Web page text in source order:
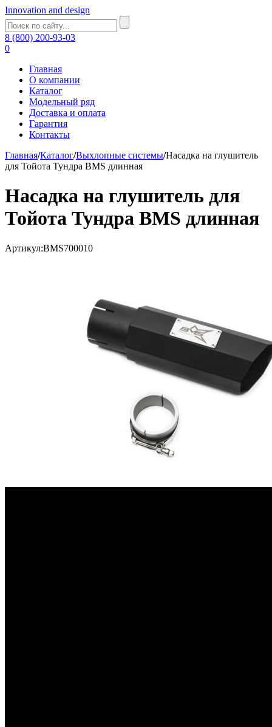
Innovation and design
8 (800) 200-93-03
0
Главная
О компании
Каталог
Модельный ряд
Доставка и оплата
Гарантия
Контакты
Главная/Каталог/Выхлопные системы/Насадка на глушитель
для Тойота Тундра BMS длинная
Насадка на глушитель для
Тойота Тундра BMS длинная
Артикул:BMS700010